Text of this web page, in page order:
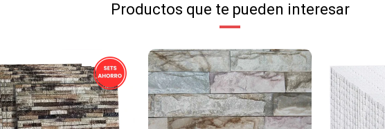
Productos que te pueden interesar